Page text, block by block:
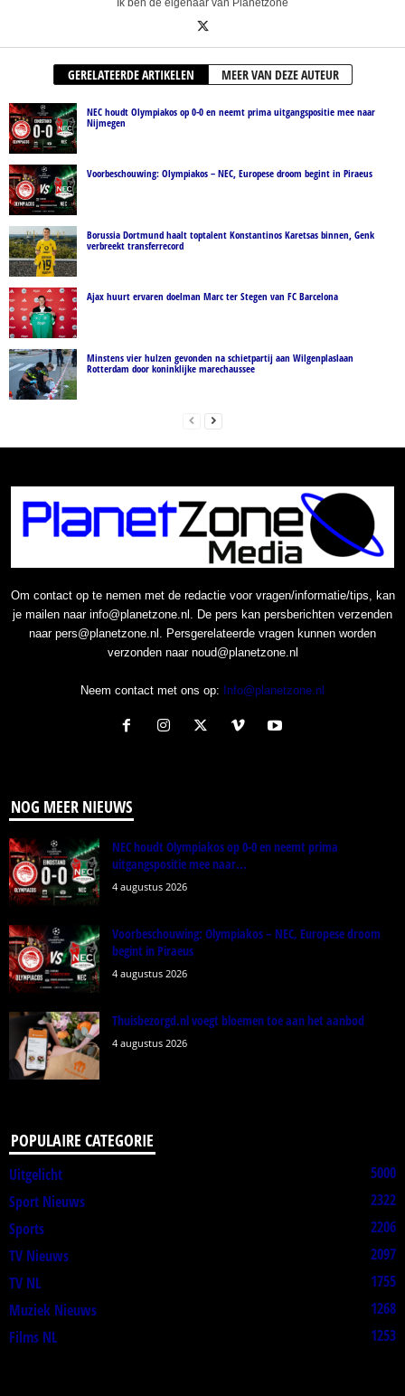
Ik ben de eigenaar van Planetzone
GERELATEERDE ARTIKELEN MEER VAN DEZE AUTEUR
NEC houdt Olympiakos op 0-0 en neemt prima uitgangspositie mee naar
Nijmegen
Voorbeschouwing: Olympiakos – NEC, Europese droom begint in Piraeus
Borussia Dortmund haalt toptalent Konstantinos Karetsas binnen, Genk
verbreekt transferrecord
Ajax huurt ervaren doelman Marc ter Stegen van FC Barcelona
Minstens vier hulzen gevonden na schietpartij aan Wilgenplaslaan
Rotterdam door koninklijke marechaussee
Om contact op te nemen met de redactie voor vragen/informatie/tips, kan
je mailen naar info@planetzone.nl. De pers kan persberichten verzenden
naar pers@planetzone.nl. Persgerelateerde vragen kunnen worden
verzonden naar noud@planetzone.nl
Neem contact met ons op: Info@planetzone.nl
NOG MEER NIEUWS
NEC houdt Olympiakos op 0-0 en neemt prima
uitgangspositie mee naar...
4 augustus 2026
Voorbeschouwing: Olympiakos – NEC, Europese droom
begint in Piraeus
4 augustus 2026
Thuisbezorgd.nl voegt bloemen toe aan het aanbod
4 augustus 2026
POPULAIRE CATEGORIE
Uitgelicht
5000
Sport Nieuws
2322
Sports
2206
TV Nieuws
2097
TV NL
1755
Muziek Nieuws
1268
Films NL
1253